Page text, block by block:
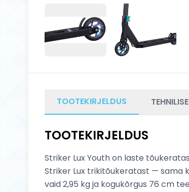
TOOTEKIRJELDUS
TOOTEKIRJELDUS
Striker Lux Youth on laste
Striker Lux trikitõukeratast — sama
vaid 2,95 kg ja kogukõrgus 76 cm